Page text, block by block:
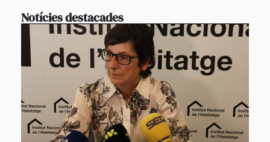
Notícies destacades